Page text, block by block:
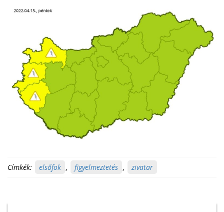
Címkék: elsőfok , figyelmeztetés , zivatar